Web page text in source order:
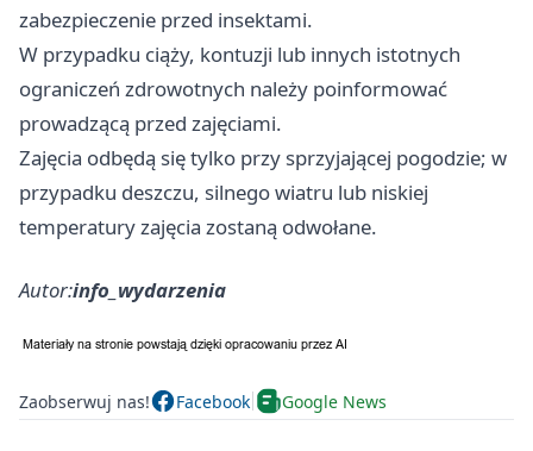
zabezpieczenie przed insektami.
W przypadku ciąży, kontuzji lub innych istotnych
ograniczeń zdrowotnych należy poinformować
prowadzącą przed zajęciami.
Zajęcia odbędą się tylko przy sprzyjającej pogodzie; w
przypadku deszczu, silnego wiatru lub niskiej
temperatury zajęcia zostaną odwołane.
Autor:info_wydarzenia
Zaobserwuj nas! Facebook Google News